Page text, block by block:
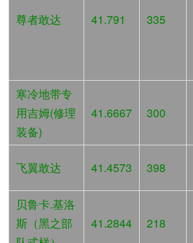
尊者敢达 41.791 335
寒冷地带专
用吉姆(修理
装备)
41.6667 300
飞翼敢达 41.4573 398
贝鲁卡.基洛
斯（黑之部
41.2844 218